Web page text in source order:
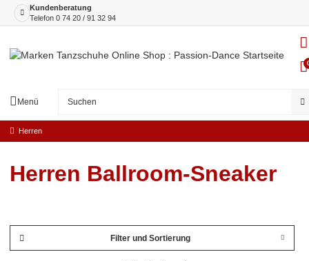
Kundenberatung
Telefon 0 74 20 / 91 32 94
Menü
Herren
Herren Ballroom-Sneaker
Filter und Sortierung